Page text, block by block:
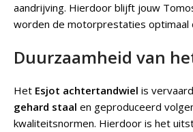
aandrijving. Hierdoor blijft jouw
worden de motorprestaties optimaal
Duurzaamheid van
Het Esjot achtertandwiel is
gehard staal en geproduceerd
kwaliteitsnormen. Hierdoor is het